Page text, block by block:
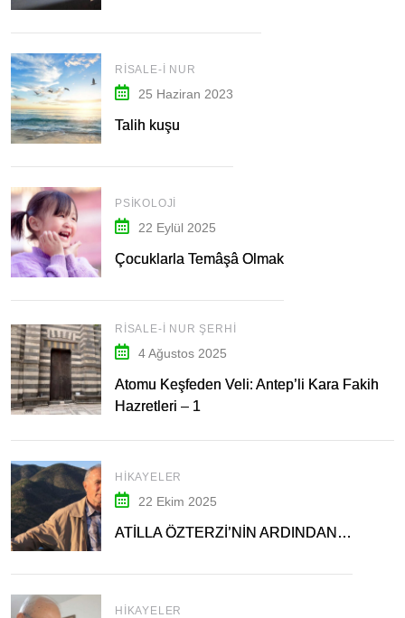
RISALE-I NUR
25 Haziran 2023
Talih kuşu
PSIKOLOJI
22 Eylül 2025
Çocuklarla Temâşâ Olmak
RISALE-I NUR ŞERHI
4 Ağustos 2025
Atomu Keşfeden Veli: Antep’li Kara Fakih
Hazretleri – 1
HIKAYELER
22 Ekim 2025
ATİLLA ÖZTERZİ’NİN ARDINDAN…
HIKAYELER